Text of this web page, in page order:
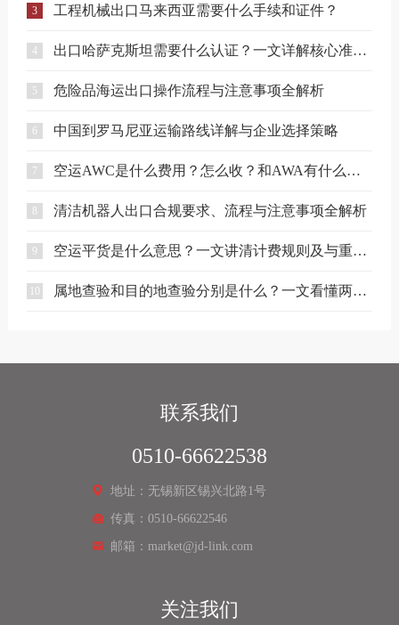
3 工程机械出口马来西亚需要什么手续和证件？
4 出口哈萨克斯坦需要什么认证？一文详解核心准入要求
5 危险品海运出口操作流程与注意事项全解析
6 中国到罗马尼亚运输路线详解与企业选择策略
7 空运AWC是什么费用？怎么收？和AWA有什么区别？
8 清洁机器人出口合规要求、流程与注意事项全解析
9 空运平货是什么意思？一文讲清计费规则及与重货、泡货的区别
10 属地查验和目的地查验分别是什么？一文看懂两者区别
联系我们
0510-66622538
地址：无锡新区锡兴北路1号
传真：0510-66622546
邮箱：market@jd-link.com
关注我们